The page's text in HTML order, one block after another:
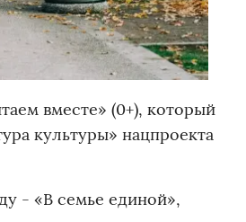
вместе» (0+), который
культуры» нацпроекта
- «В семье единой»,